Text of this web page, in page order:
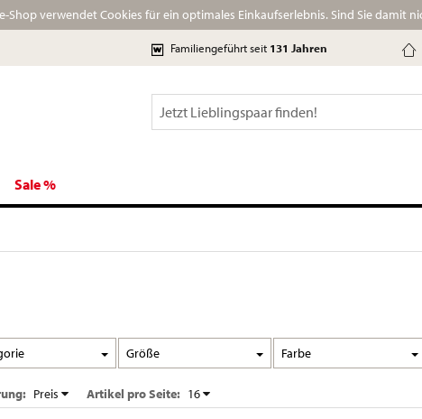
Shop verwendet Cookies für ein optimales Einkaufserlebnis. Sind Sie damit
Familiengeführt seit 131 Jahren
Sale %
Größe Farbe
Preis Artikel pro Seite: 16